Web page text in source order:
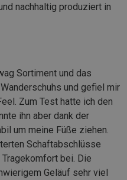
nachhaltig produziert in
Sortiment und das
und gefiel mir
Zum Test hatte ich den
ihn aber dank der
um meine Füße ziehen.
Schaftabschlüsse
bei. Die
Geläuf sehr viel